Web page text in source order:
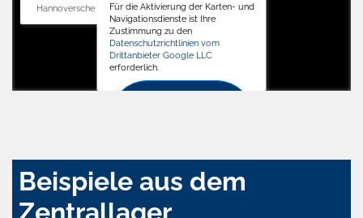
Hannoversche Str. 34, 31688 Nienstädt
Für die Aktivierung der Karten- und
Navigationsdienste ist Ihre
Zustimmung zu den
Datenschutzrichtlinien vom
Drittanbieter Google LLC
erforderlich.
Beispiele aus dem